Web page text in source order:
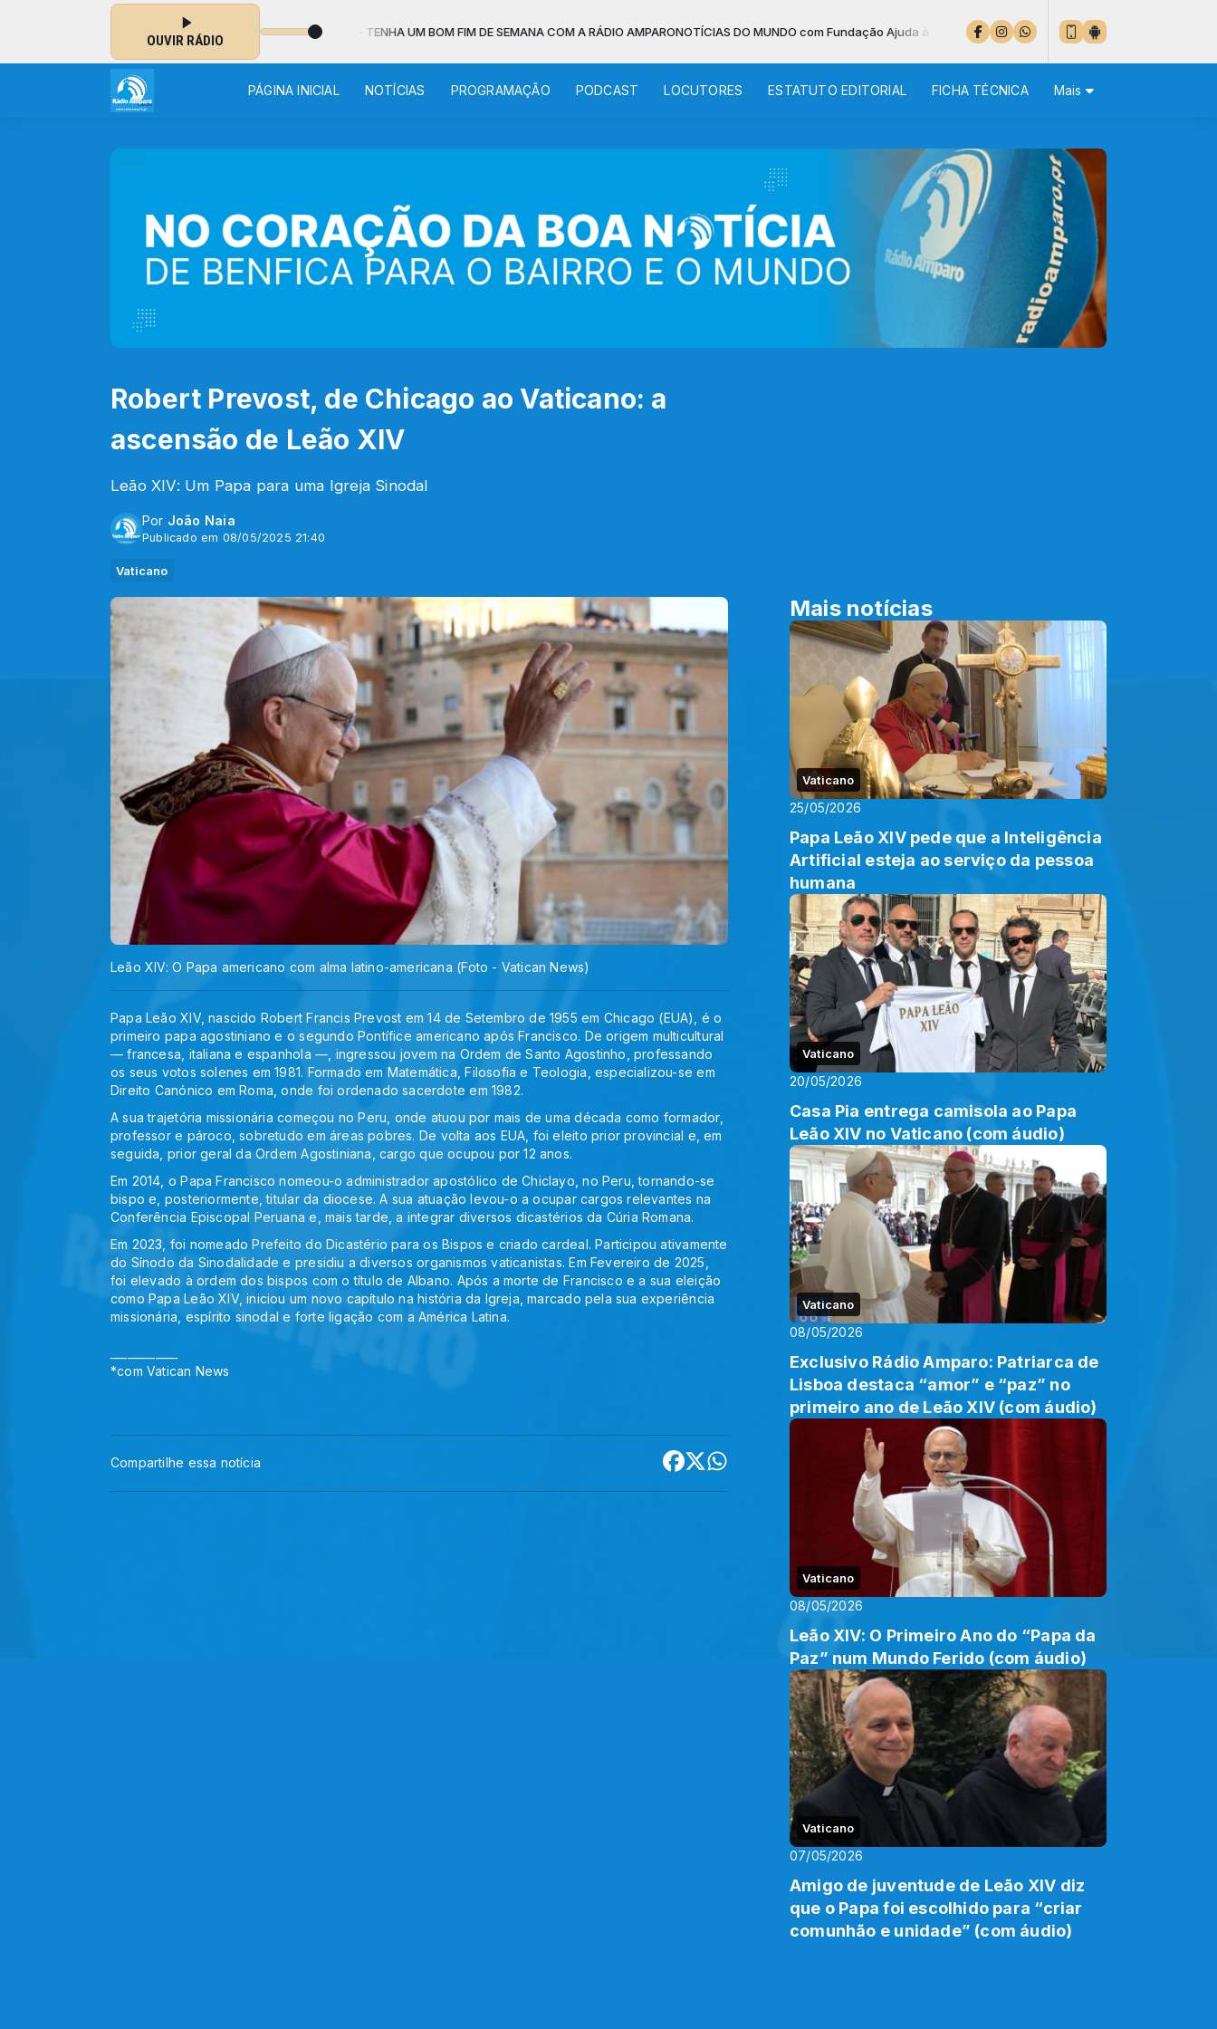
OUVIR RÁDIO
Ajuda à Igreja que Sofre das 14:05 às 14:20 - TENHA UM BOM FIM DE SEMANA COM A RÁDIO AMPARONOTÍCIAS DO MUNDO com Fundação Ajuda à Igreja que Sofre das 14:05 às 14:20 - TENHA UM BOM FIM DE
PÁGINA INICIAL NOTÍCIAS PROGRAMAÇÃO PODCAST LOCUTORES ESTATUTO EDITORIAL FICHA TÉCNICA Mais
Robert Prevost, de Chicago ao Vaticano: a
ascensão de Leão XIV
Leão XIV: Um Papa para uma Igreja Sinodal
Por João Naia
Publicado em 08/05/2025 21:40
Vaticano
Leão XIV: O Papa americano com alma latino-americana (Foto - Vatican News)
Papa Leão XIV, nascido Robert Francis Prevost em 14 de Setembro de 1955 em Chicago (EUA), é o
primeiro papa agostiniano e o segundo Pontífice americano após Francisco. De origem multicultural
— francesa, italiana e espanhola —, ingressou jovem na Ordem de Santo Agostinho, professando
os seus votos solenes em 1981. Formado em Matemática, Filosofia e Teologia, especializou-se em
Direito Canónico em Roma, onde foi ordenado sacerdote em 1982.
A sua trajetória missionária começou no Peru, onde atuou por mais de uma década como formador,
professor e pároco, sobretudo em áreas pobres. De volta aos EUA, foi eleito prior provincial e, em
seguida, prior geral da Ordem Agostiniana, cargo que ocupou por 12 anos.
Em 2014, o Papa Francisco nomeou-o administrador apostólico de Chiclayo, no Peru, tornando-se
bispo e, posteriormente, titular da diocese. A sua atuação levou-o a ocupar cargos relevantes na
Conferência Episcopal Peruana e, mais tarde, a integrar diversos dicastérios da Cúria Romana.
Em 2023, foi nomeado Prefeito do Dicastério para os Bispos e criado cardeal. Participou ativamente
do Sínodo da Sinodalidade e presidiu a diversos organismos vaticanistas. Em Fevereiro de 2025,
foi elevado à ordem dos bispos com o título de Albano. Após a morte de Francisco e a sua eleição
como Papa Leão XIV, iniciou um novo capítulo na história da Igreja, marcado pela sua experiência
missionária, espírito sinodal e forte ligação com a América Latina.
*com Vatican News
Compartilhe essa notícia
Mais notícias
Vaticano
25/05/2026
Papa Leão XIV pede que a Inteligência
Artificial esteja ao serviço da pessoa
humana
Vaticano
20/05/2026
Casa Pia entrega camisola ao Papa
Leão XIV no Vaticano (com áudio)
Vaticano
08/05/2026
Exclusivo Rádio Amparo: Patriarca de
Lisboa destaca “amor” e “paz” no
primeiro ano de Leão XIV (com áudio)
Vaticano
08/05/2026
Leão XIV: O Primeiro Ano do “Papa da
Paz” num Mundo Ferido (com áudio)
Vaticano
07/05/2026
Amigo de juventude de Leão XIV diz
que o Papa foi escolhido para “criar
comunhão e unidade” (com áudio)